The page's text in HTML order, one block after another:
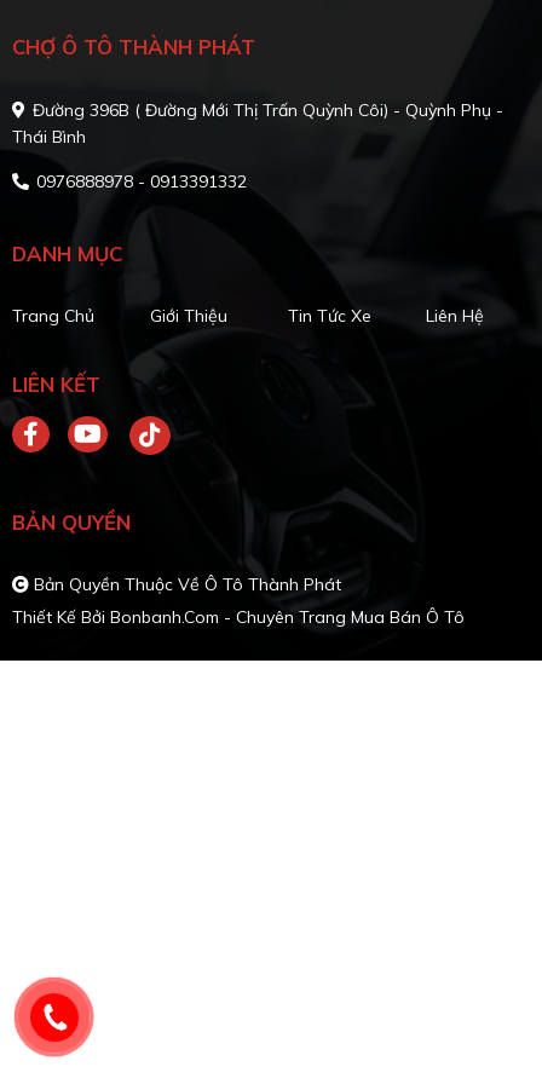
CHỢ Ô TÔ THÀNH PHÁT
Đường 396B ( Đường Mới Thị Trấn Quỳnh Côi) - Quỳnh Phụ -
Thái Bình
0976888978 - 0913391332
DANH MỤC
Trang Chủ Giới Thiệu Tin Tức Xe Liên Hệ
LIÊN KẾT
BẢN QUYỀN
Bản Quyền Thuộc Về Ô Tô Thành Phát
Thiết Kế Bởi Bonbanh.com - Chuyên Trang Mua Bán Ô Tô